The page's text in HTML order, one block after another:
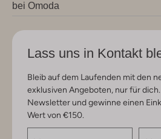
bei Omoda
Lass uns in Kontakt
Bleib auf dem Laufenden mit den
exklusiven Angeboten, nur für
Newsletter und gewinne einen
Wert von €150.